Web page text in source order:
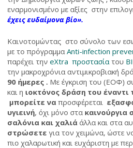
εναρμονισμένο με αξίες στην
έχεις ευδαίμονα βίο».
Καινοτομώντας στο σύνολο των
με το πρόγραμμα Αnti-infection
παρέχει την eXtra προστασίατου
την μακροχρόνια αντιμικροβιακή
90 ήμερες . Με έγκριση του (ΕΟΦ)
και η ιοκτόνος δράση του έναντι
μπορείτε να προσφέρεται
υγιεινή, όχι μόνο στα καινούργια
σαλόνια και χαλιά άλλα και στα
στρώσετε για τον χειμώνα, ώστε
πιο χαλαρωτική και ευχάριστη με